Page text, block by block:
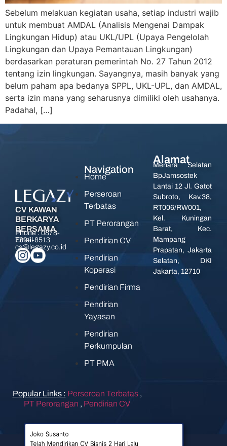
Sebelum melakuan kegiatan usaha, setiap industri wajib
untuk membuat AMDAL (Analisis Mengenai Dampak
Lingkungan Hidup) atau UKL/UPL (Upaya Pengelolah
Lingkungan dan Upaya Pemantauan Lingkungan)
berdasarkan peraturan pemerintah No. 27 Tahun 2012
tentang izin lingkungan. Sayangnya, masih banyak yang
belum paham apa bedanya SPPL, UKL-UPL, dan AMDAL,
serta izin mana yang seharusnya dimiliki oleh usahanya.
Padahal, […]
CV KAWAN
BERKARYA
BERSAMA
Phone :0878-
7394-8513
Email :
cs@legazy.co.id
Navigation
Home
Perseroan
Terbatas
PT Perorangan
Pendirian CV
Pendirian
Koperasi
Pendirian Firma
Pendirian
Yayasan
Pendirian
Perkumpulan
PT PMA
Alamat
Menara Selatan
BpJamsostek
Lantai 12 Jl. Gatot
Subroto, Kav.38,
RT006/RW001,
Kel. Kuningan
Barat, Kec.
Mampang
Prapatan, Jakarta
Selatan, DKI
Jakarta, 12710
Popular Links : Perseroan Terbatas ,
PT Perorangan , Pendirian CV